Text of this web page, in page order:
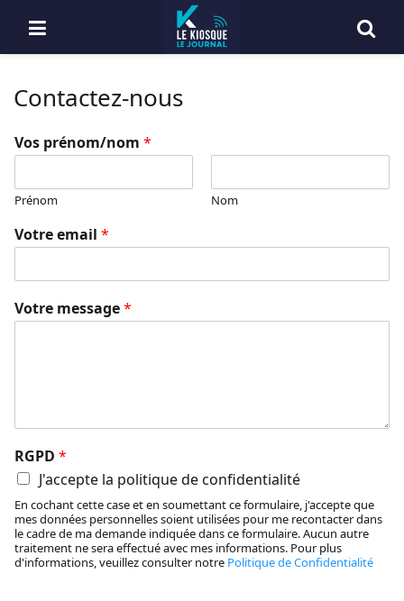
Contactez-nous
Vos prénom/nom *
Prénom Nom
Votre email *
Votre message*
RGPD *
J'accepte la politique de confidentialité
En cochant cette case et en soumettant ce formulaire, j'accepte que
mes données personnelles soient utilisées pour me recontacter dans
le cadre de ma demande indiquée dans ce formulaire. Aucun autre
traitement ne sera effectué avec mes informations. Pour plus
d'informations, veuillez consulter notre Politique de Confidentialité